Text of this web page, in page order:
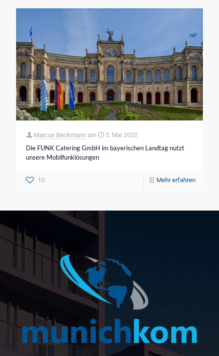
Marcus Beckmann am 5. Mai 2022
Die FUNK Catering GmbH im bayerischen Landtag nutzt
unsere Mobilfunklösungen
10 Mehr erfahren